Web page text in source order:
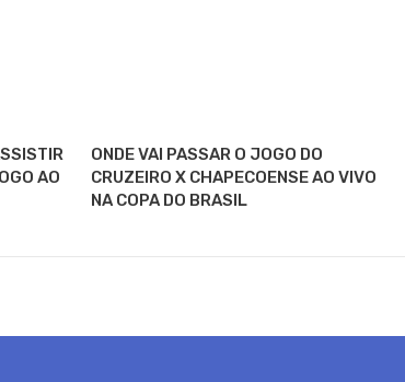
AO
ONDE VAI PASSAR O JOGO DO
CRUZEIRO X CHAPECOENSE AO VIVO
NA COPA DO BRASIL